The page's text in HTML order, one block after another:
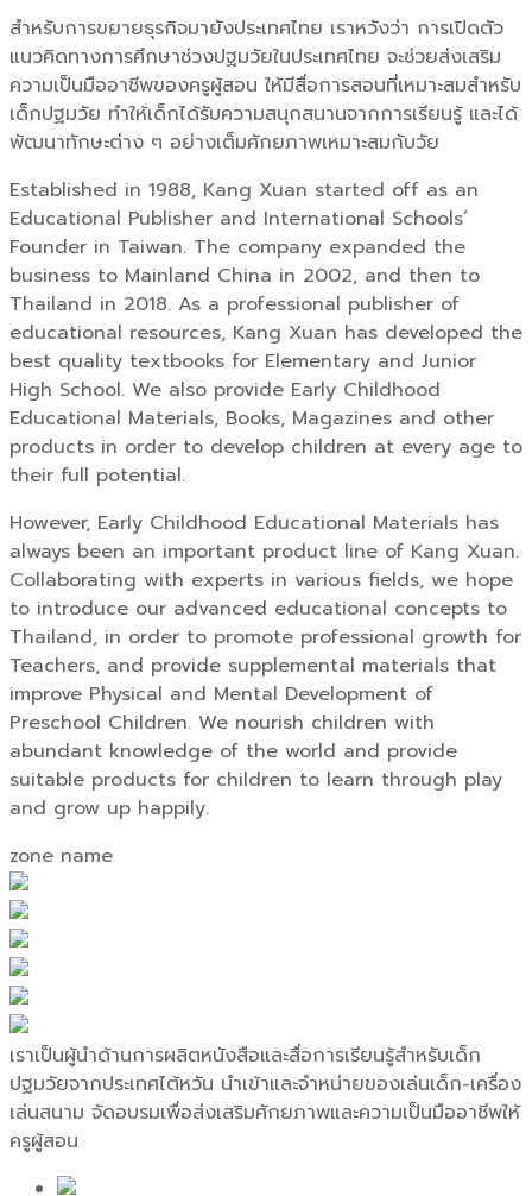
สำหรับการขยายธุรกิจมายังประเทศไทย เราหวังว่า การเปิดตัว
แนวคิดทางการศึกษาช่วงปฐมวัยในประเทศไทย จะช่วยส่งเสริม
ความเป็นมืออาชีพของครูผู้สอน ให้มีสื่อการสอนที่เหมาะสมสำหรับ
เด็กปฐมวัย ทำให้เด็กได้รับความสนุกสนานจากการเรียนรู้ และได้
พัฒนาทักษะต่าง ๆ อย่างเต็มศักยภาพเหมาะสมกับวัย
Established in 1988, Kang Xuan started off as an
Educational Publisher and International Schools’
Founder in Taiwan. The company expanded the
business to Mainland China in 2002, and then to
Thailand in 2018. As a professional publisher of
educational resources, Kang Xuan has developed the
best quality textbooks for Elementary and Junior
High School. We also provide Early Childhood
Educational Materials, Books, Magazines and other
products in order to develop children at every age to
their full potential.
However, Early Childhood Educational Materials has
always been an important product line of Kang Xuan.
Collaborating with experts in various fields, we hope
to introduce our advanced educational concepts to
Thailand, in order to promote professional growth for
Teachers, and provide supplemental materials that
improve Physical and Mental Development of
Preschool Children. We nourish children with
abundant knowledge of the world and provide
suitable products for children to learn through play
and grow up happily.
zone name
เราเป็นผู้นำด้านการผลิตหนังสือและสื่อการเรียนรู้สำหรับเด็ก
ปฐมวัยจากประเทศไต้หวัน นำเข้าและจำหน่ายของเล่นเด็ก-เครื่อง
เล่นสนาม จัดอบรมเพื่อส่งเสริมศักยภาพและความเป็นมืออาชีพให้
ครูผู้สอน